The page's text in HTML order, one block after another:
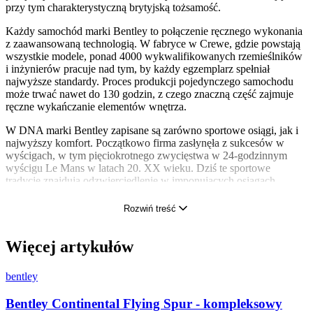
przy tym charakterystyczną brytyjską tożsamość.
Każdy samochód marki Bentley to połączenie ręcznego wykonania
z zaawansowaną technologią. W fabryce w Crewe, gdzie powstają
wszystkie modele, ponad 4000 wykwalifikowanych rzemieślników
i inżynierów pracuje nad tym, by każdy egzemplarz spełniał
najwyższe standardy. Proces produkcji pojedynczego samochodu
może trwać nawet do 130 godzin, z czego znaczną część zajmuje
ręczne wykańczanie elementów wnętrza.
W DNA marki Bentley zapisane są zarówno sportowe osiągi, jak i
najwyższy komfort. Początkowo firma zasłynęła z sukcesów w
wyścigach, w tym pięciokrotnego zwycięstwa w 24-godzinnym
wyścigu Le Mans w latach 20. XX wieku. Dziś te sportowe
tradycje znajdują odzwierciedlenie w imponujących osiągach
niezrównany komfort podróżowania.
wyjątkową pozycję na rynku motoryzacyjnym. Pierwszą z nich jest
bezkompromisowe podejście do jakości materiałów. W każdym
Bentleyu znajdziemy najwyższej klasy skóry, drewno i metale
szlachetne. Proces selekcji materiałów jest niezwykle rygorystyczny
Rozwiń treść
Więcej artykułów
bentley
Bentley Continental Flying Spur - kompleksowy